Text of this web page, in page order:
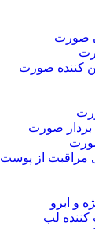
صورت
کننده صورت
بردار صورت
مراقبت از پوست
و ابرو
لب